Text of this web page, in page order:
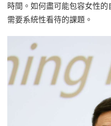
時間。如何盡可能包容女性
需要系統性看待的課題。